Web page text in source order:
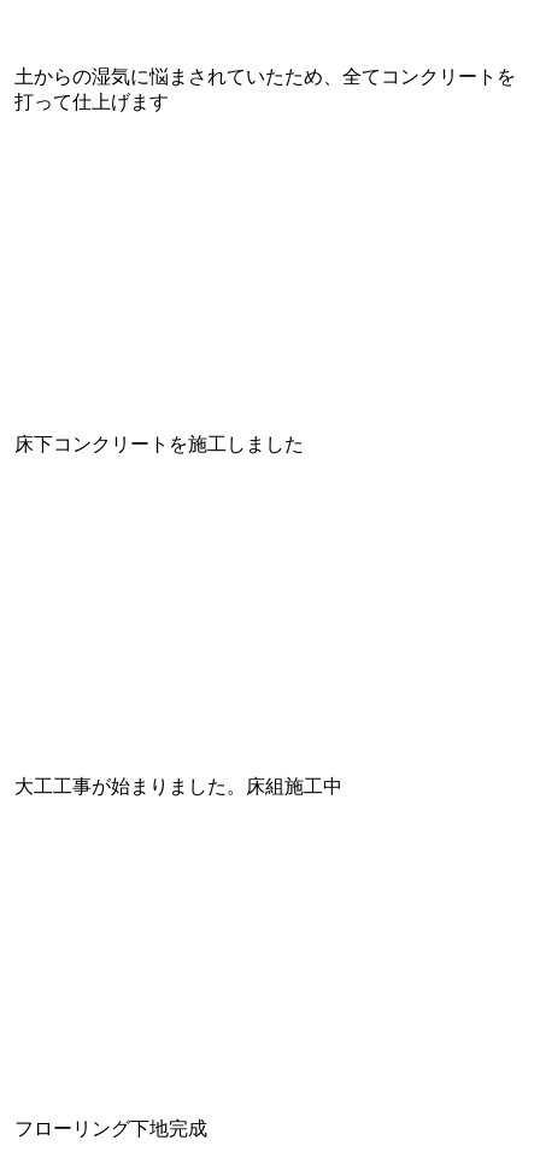
土からの湿気に悩まされていたため、全てコンクリートを
打って仕上げます
床下コンクリートを施工しました
大工工事が始まりました。床組施工中
フローリング下地完成